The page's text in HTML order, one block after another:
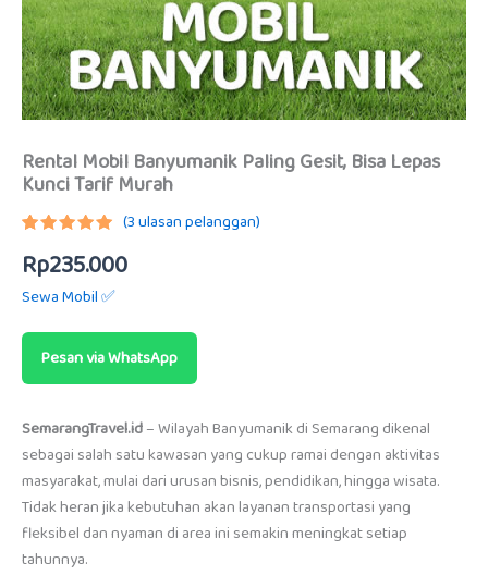
Rental Mobil Banyumanik Paling Gesit, Bisa Lepas
Kunci Tarif Murah
5.00dari
5
berdasarkan
penilaian
(3ulasan pelanggan)
Rp235.000
Sewa Mobil ✅
Pesan via WhatsApp
SemarangTravel.id– Wilayah Banyumanik di Semarang dikenal
sebagai salah satu kawasan yang cukup ramai dengan aktivitas
masyarakat, mulai dari urusan bisnis, pendidikan, hingga wisata.
Tidak heran jika kebutuhan akan layanan transportasi yang
fleksibel dan nyaman di area ini semakin meningkat setiap
tahunnya.